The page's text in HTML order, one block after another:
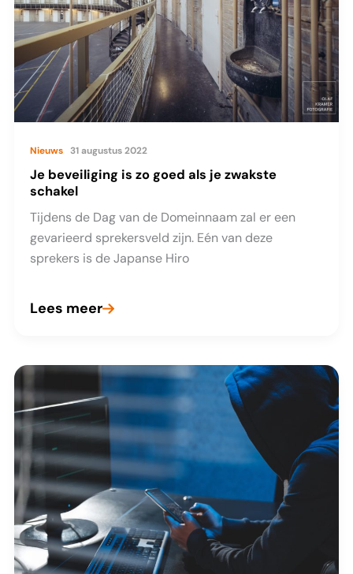
schakel
Nieuws 31 augustus 2022
Je beveiliging is zo goed als je zwakste
schakel
Tijdens de Dag van de Domeinnaam zal er een
gevarieerd sprekersveld zijn. Eén van deze
sprekers is de Japanse Hiro
Je
is
zo
goed
als
je
zwakste
schakel
Lees meer